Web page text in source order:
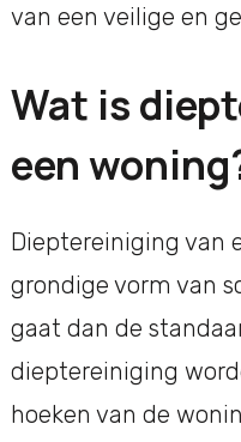
van een veilige en
Wat is
een
Dieptereiniging van
grondige vorm van
gaat dan de
dieptereiniging
hoeken van de